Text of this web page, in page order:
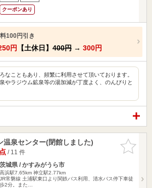
クーポンあり
100円引き
円 【土休日】 400円 → 300円
なこともあり、頻繁に利用させて頂いております。
やラジウム鉱泉等の湯加減が丁度よく、のんびりと
お気に入
りに追加
温泉センター(閉館しました)
/ 11 件
茨城県 / かすみがうら市
高浜駅7.65km 神立駅2.77km
JR常磐線 土浦駅東口より関鉄バス利用、清水バス停下車徒
歩2分。また…